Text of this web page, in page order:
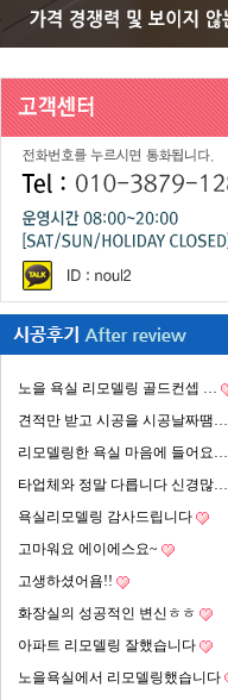
노을 욕실 리모델링 골드컨셉 …
견적만 받고 시공을 시공날짜땜…
리모델링한 욕실 마음에 들어요…
타업체와 정말 다릅니다 신경많…
욕실리모델링 감사드립니다
고마워요 에이에스요~
고생하셨어욤!!
화장실의 성공적인 변신ㅎㅎ
아파트 리모델링 잘했습니다
노을욕실에서 리모델링했습니다